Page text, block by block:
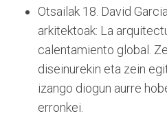
Otsailak 18. David
arkitektoak: La
calentamiento global.
diseinurekin eta zein
izango diogun aurre
erronkei.